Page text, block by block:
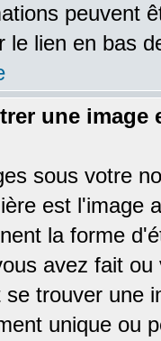
peuvent
le lien en bas
une image
sous votre
est l'image
la forme
avez fait
trouver une
unique ou